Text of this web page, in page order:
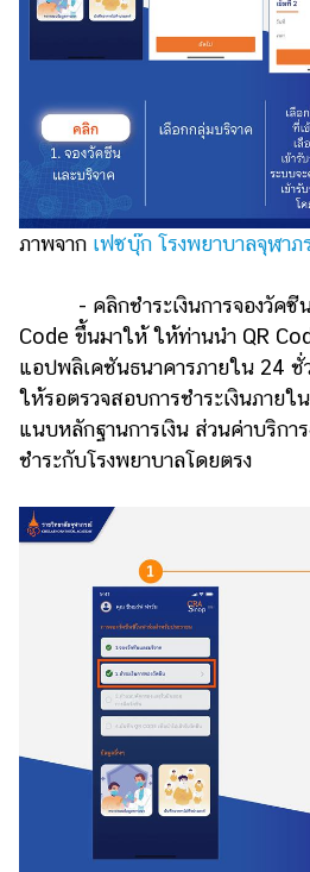
ภาพจาก เฟซบุ๊ก โรงพยาบาลจุฬา
- คลิกชำระเงินการจองวัคซี
Code ขึ้นมาให้ ให้ท่านนำ QR
แอปพลิเคชันธนาคารภายใน 24 ชั่
ให้รอตรวจสอบการชำระเงินภายใ
แนบหลักฐานการเงิน ส่วนค่าบริก
ชำระกับโรงพยาบาลโดยตรง